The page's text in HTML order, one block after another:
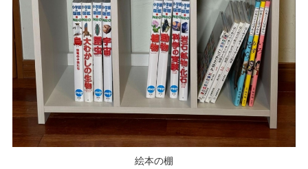
絵本の棚